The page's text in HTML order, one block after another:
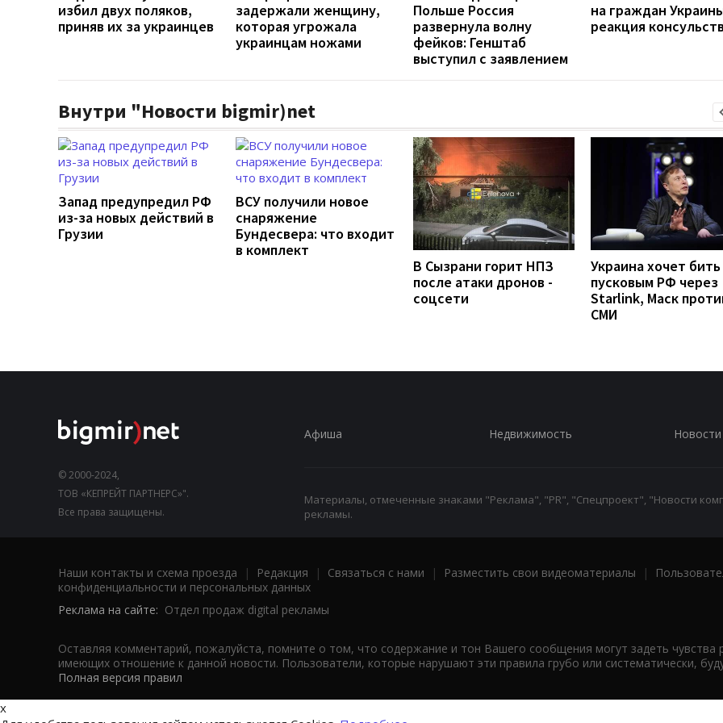
избил двух поляков,
приняв их за украинцев
задержали женщину,
которая угрожала
украинцам ножами
Польше Россия
развернула волну
фейков: Генштаб
выступил с заявлением
на граждан
реакция
Внутри "Новости bigmir)net
Запад предупредил РФ
из-за новых действий в
Грузии
ВСУ получили новое
снаряжение
Бундесвера: что входит
в комплект
В Сызрани горит НПЗ
после атаки дронов -
соцсети
Украина хочет
пусковым РФ через
Starlink, Маск
СМИ
© 2000-2024,
ТОВ «КЕПРЕЙТ ПАРТНЕРС»".
Все права защищены.
Афиша Недвижимость Новости
Материалы, отмеченные знаками "Реклама", "PR", "Спецпроект", "Новости
рекламы.
Наши контакты и схема проезда | Редакция | Связаться с нами | Разместить свои видеоматериалы |
конфиденциальности и персональных данных
Реклама на сайте: Отдел продаж digital рекламы
Оставляя комментарий, пожалуйста, помните о том, что содержание и тон Вашего сообщения могут задеть чувства
имеющих отношение к данной новости. Пользователи, которые нарушают эти правила грубо или систематически,
Полная версия правил
x